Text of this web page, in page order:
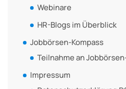
Webinare
HR-Blogs im Überblick
Jobbörsen-Kompass
Teilnahme an
Impressum